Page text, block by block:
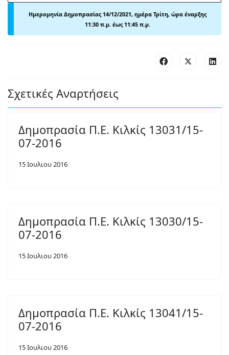
Ημερομηνία Δημοπρασίας 14/12/2021, ημέρα Τρίτη, ώρα έναρξης
11:30 π.μ. έως 11:45 π.μ.
Σχετικές Αναρτήσεις
Δημοπρασία Π.Ε. Κιλκίς 13031/15-
07-2016
15 Ιουλιου 2016
Δημοπρασία Π.Ε. Κιλκίς 13030/15-
07-2016
15 Ιουλιου 2016
Δημοπρασία Π.Ε. Κιλκίς 13041/15-
07-2016
15 Ιουλιου 2016